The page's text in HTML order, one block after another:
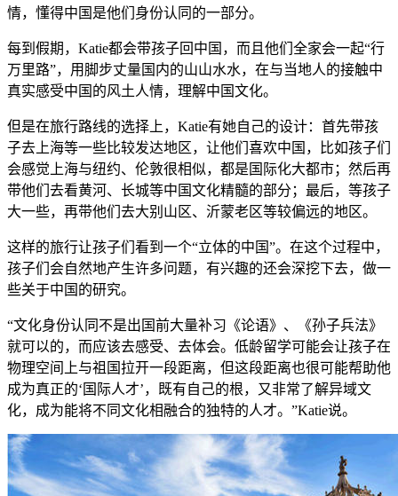
情，懂得中国是他们身份认同的一部分。
每到假期，Katie都会带孩子回中国，而且他们全家会一起“行
万里路”，用脚步丈量国内的山山水水，在与当地人的接触中
真实感受中国的风土人情，理解中国文化。
但是在旅行路线的选择上，Katie有她自己的设计：首先带孩
子去上海等一些比较发达地区，让他们喜欢中国，比如孩子们
会感觉上海与纽约、伦敦很相似，都是国际化大都市；然后再
带他们去看黄河、长城等中国文化精髓的部分；最后，等孩子
大一些，再带他们去大别山区、沂蒙老区等较偏远的地区。
这样的旅行让孩子们看到一个“立体的中国”。在这个过程中，
孩子们会自然地产生许多问题，有兴趣的还会深挖下去，做一
些关于中国的研究。
“文化身份认同不是出国前大量补习《论语》、《孙子兵法》
就可以的，而应该去感受、去体会。低龄留学可能会让孩子在
物理空间上与祖国拉开一段距离，但这段距离也很可能帮助他
成为真正的‘国际人才’，既有自己的根，又非常了解异域文
化，成为能将不同文化相融合的独特的人才。”Katie说。